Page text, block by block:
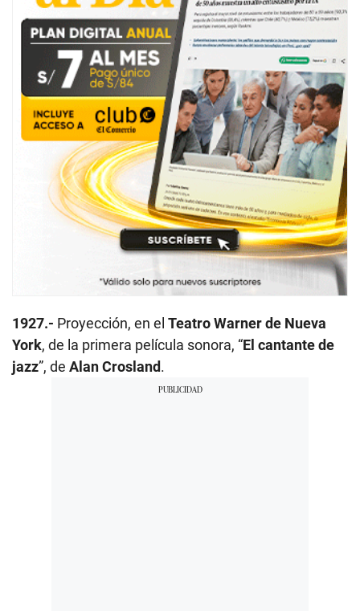
1927.- Proyección, en el Teatro Warner de Nueva
York, de la primera película sonora, “El cantante de
jazz”, de Alan Crosland.